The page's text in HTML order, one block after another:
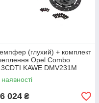
(глухий) + комплект
Opel Combo
KAWE DMV231M
024 ₴